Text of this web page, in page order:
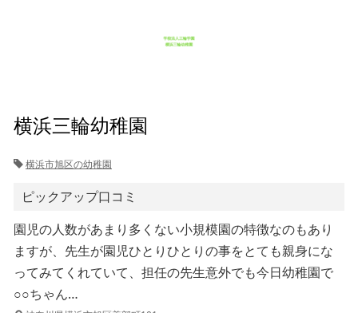
横浜三輪幼稚園
横浜市旭区の幼稚園
ピックアップ口コミ
園児の人数があまり多くない小規模園の特徴なのもあり
ますが、先生が園児ひとりひとりの事をとても親身にな
ってみてくれていて、担任の先生意外でも今日幼稚園で
○○ちゃん…